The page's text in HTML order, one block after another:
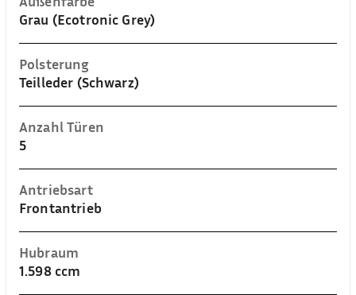
Grau (Ecotronic Grey)
Polsterung
Teilleder (Schwarz)
Anzahl Türen
5
Antriebsart
Frontantrieb
Hubraum
1.598 ccm